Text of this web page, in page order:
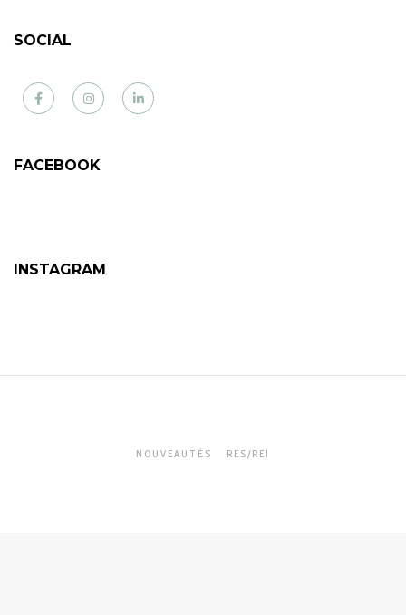
SOCIAL
Facebook Instagram LinkedIn
FACEBOOK
INSTAGRAM
NOUVEAUTÉS RES/REI